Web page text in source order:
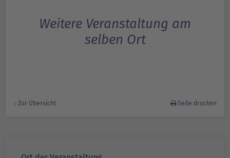
Weitere Veranstaltung am
selben Ort
Zur Übersicht Seite drucken